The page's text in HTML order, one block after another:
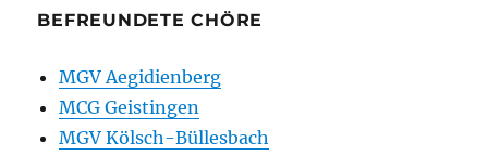
BEFREUNDETE CHÖRE
MGV Aegidienberg
MCG Geistingen
MGV Kölsch-Büllesbach